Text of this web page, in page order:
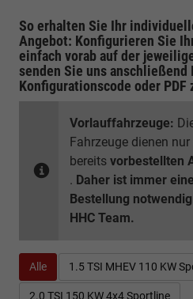
So erhalten Sie Ihr
Angebot: Konfigurieren Sie
einfach vorab auf der
senden Sie uns
Konfigurationscode oder PDF
Vorlauffahrzeuge:
Fahrzeuge dienen
bereits vorbestellten
. Daher ist immer
Bestellung
HHC Team.
Alle 1.5 TSI MHEV 110 KW
2.0 TSI 150 KW 4x4 Sportline